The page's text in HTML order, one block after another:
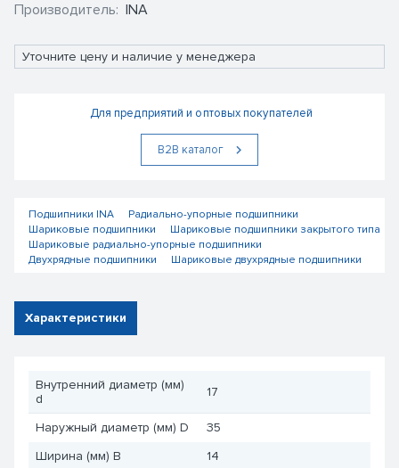
Производитель: INA
Уточните цену и наличие у менеджера
Для предприятий и оптовых покупателей
В2В каталог
Подшипники INA
Радиально-упорные подшипники
Шариковые подшипники
Шариковые подшипники закрытого типа
Шариковые радиально-упорные подшипники
Двухрядные подшипники
Шариковые двухрядные подшипники
Характеристики
Внутренний диаметр (мм)
d
17
Наружный диаметр (мм) D
35
Ширина (мм) B
14